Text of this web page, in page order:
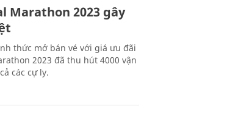
Marathon 2023 gây
thức mở bán vé với giá ưu đãi
2023 đã thu hút 4000 vận
các cự ly.